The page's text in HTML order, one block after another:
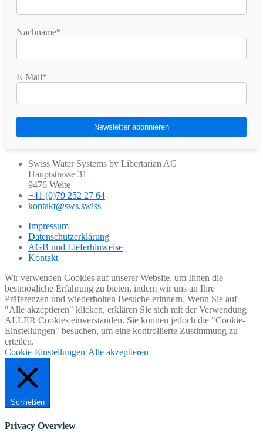
Nachname*
E-Mail*
Swiss Water Systems by Libertarian AG
Hauptstrasse 31
9476 Weite
+41 (0)79 252 27 64
kontakt@sws.swiss
Impressum
Datenschutzerklärung
AGB und Lieferhinweise
Kontakt
Wir verwenden Cookies auf unserer Website, um Ihnen die
bestmögliche Erfahrung zu bieten, indem wir uns an Ihre
Präferenzen und wiederholten Besuche erinnern. Wenn Sie auf
"Alle akzeptieren" klicken, erklären Sie sich mit der Verwendung
ALLER Cookies einverstanden. Sie können jedoch die "Cookie-
Einstellungen" besuchen, um eine kontrollierte Zustimmung zu
erteilen.
Cookie-Einstellungen Alle akzeptieren
Schließen
Privacy Overview